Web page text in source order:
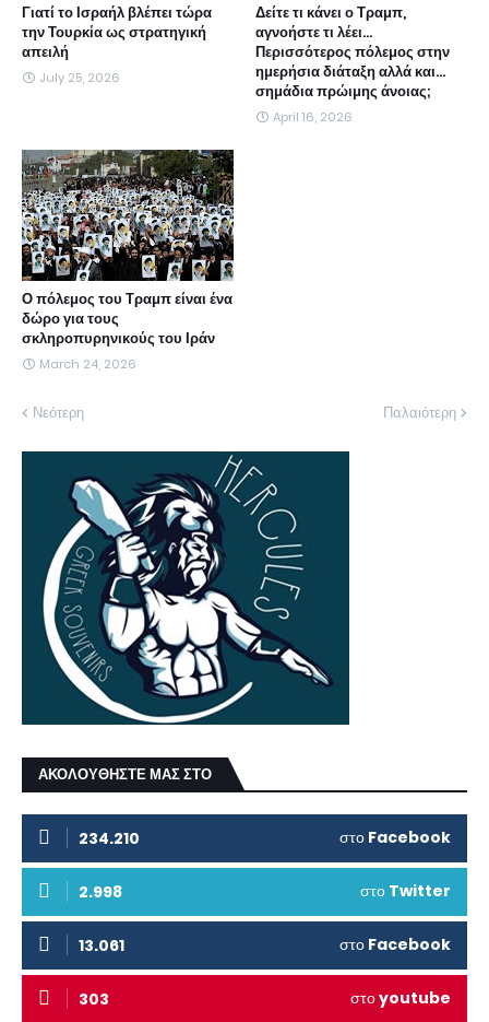
Γιατί το Ισραήλ βλέπει τώρα
την Τουρκία ως στρατηγική
απειλή
July 25, 2026
Δείτε τι κάνει ο Τραμπ,
αγνοήστε τι λέει...
Περισσότερος πόλεμος στην
ημερήσια διάταξη αλλά και...
σημάδια πρώιμης άνοιας;
April 16, 2026
Ο πόλεμος του Τραμπ είναι ένα
δώρο για τους
σκληροπυρηνικούς του Ιράν
March 24, 2026
Νεότερη Παλαιότερη
ΑΚΟΛΟΥΘΗΣΤΕ ΜΑΣ ΣΤΟ
234.210 στο Facebook
2.998 στο Twitter
13.061 στο Facebook
303 στοyoutube